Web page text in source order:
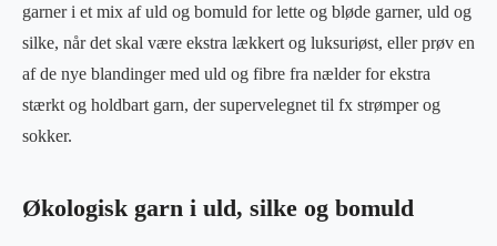
garner i et mix af uld og bomuld for lette og bløde garner, uld og
silke, når det skal være ekstra lækkert og luksuriøst, eller prøv en
af de nye blandinger med uld og fibre fra nælder for ekstra
stærkt og holdbart garn, der supervelegnet til fx strømper og
sokker.
Økologisk garn i uld, silke og bomuld